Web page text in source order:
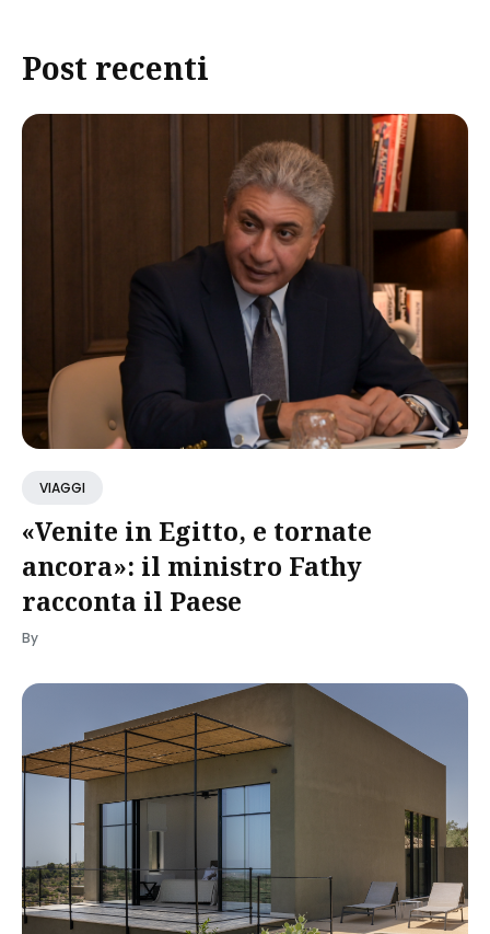
Post recenti
VIAGGI
«Venite in Egitto, e tornate
ancora»: il ministro Fathy
racconta il Paese
By